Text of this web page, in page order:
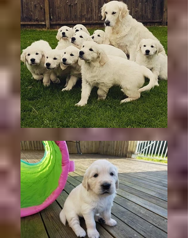
© 2014 Great North Golden. Proudly
created with Wix.com